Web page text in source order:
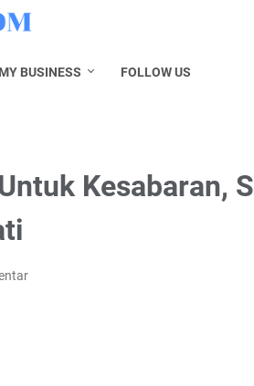
MY BUSINESS FOLLOW US
Kesabaran,